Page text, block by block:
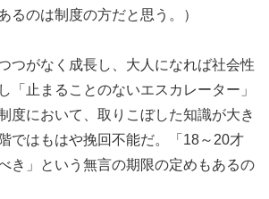
るのは制度の方だと思う。）
つがなく成長し、大人になれば社会性
「止まることのないエスカレーター」
度において、取りこぼした知識が大き
ではもはや挽回不能だ。「18～20才
き」という無言の期限の定めもあるの